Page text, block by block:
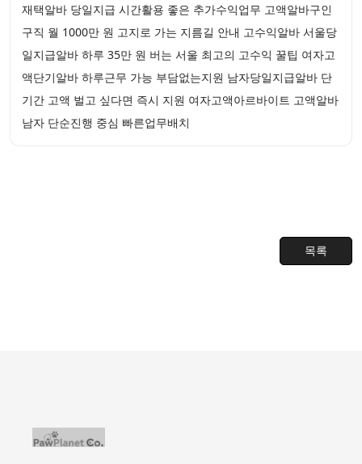
재택알바 당일지급 시간활용 좋은 추가수익업무 고액알바구인
구직 월 1000만 원 고지로 가는 지름길 안내 고수익알바 서울당
일지급알바 하루 35만 원 버는 서울 최고의 고수익 꿀팁 여자고
액단기알바 하루근무 가능 부담없는지원 남자당일지급알바 단
기간 고액 벌고 싶다면 즉시 지원 여자고액아르바이트 고액알바
남자 단순진행 중심 빠른업무배치
목록